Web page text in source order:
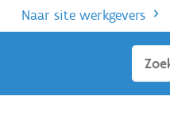
Naar site werkgevers
Sluiten